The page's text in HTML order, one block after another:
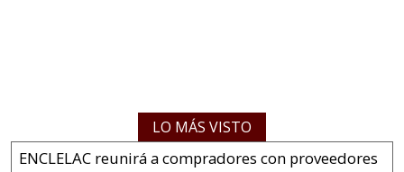
LO MÁS VISTO
ENCLELAC reunirá a compradores con proveedores